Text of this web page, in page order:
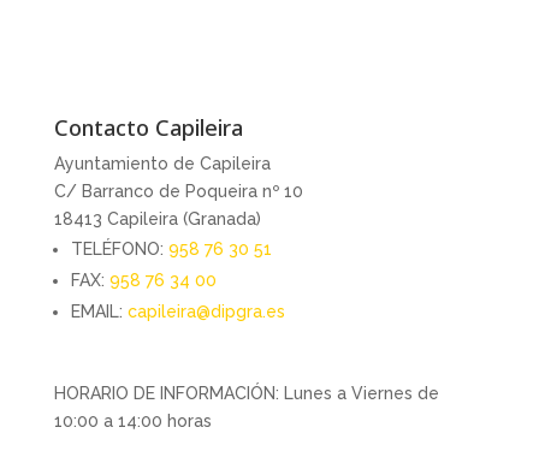
Contacto Capileira
Ayuntamiento de Capileira
C/ Barranco de Poqueira nº 10
18413 Capileira (Granada)
TELÉFONO: 958 76 30 51
FAX: 958 76 34 00
EMAIL: capileira@dipgra.es
HORARIO DE INFORMACIÓN: Lunes a Viernes de
10:00 a 14:00 horas